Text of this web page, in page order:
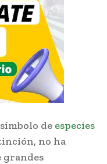
de especies
no ha
grandes